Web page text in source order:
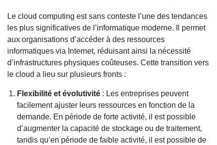
Le cloud computing est sans conteste l’une des tendances
les plus significatives de l’informatique moderne. Il permet
aux organisations d’accéder à des ressources
informatiques via Internet, réduisant ainsi la nécessité
d’infrastructures physiques coûteuses. Cette transition vers
le cloud a lieu sur plusieurs fronts :
Flexibilité et évolutivité : Les entreprises peuvent
facilement ajuster leurs ressources en fonction de la
demande. En période de forte activité, il est possible
d’augmenter la capacité de stockage ou de traitement,
tandis qu’en période de faible activité, il est possible de